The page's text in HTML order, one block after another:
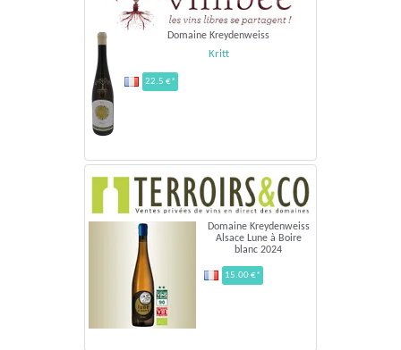
Domaine Kreydenweiss
Kritt
22.5 €*
Domaine Kreydenweiss
Alsace Lune à Boire
blanc 2024
15.00 €*